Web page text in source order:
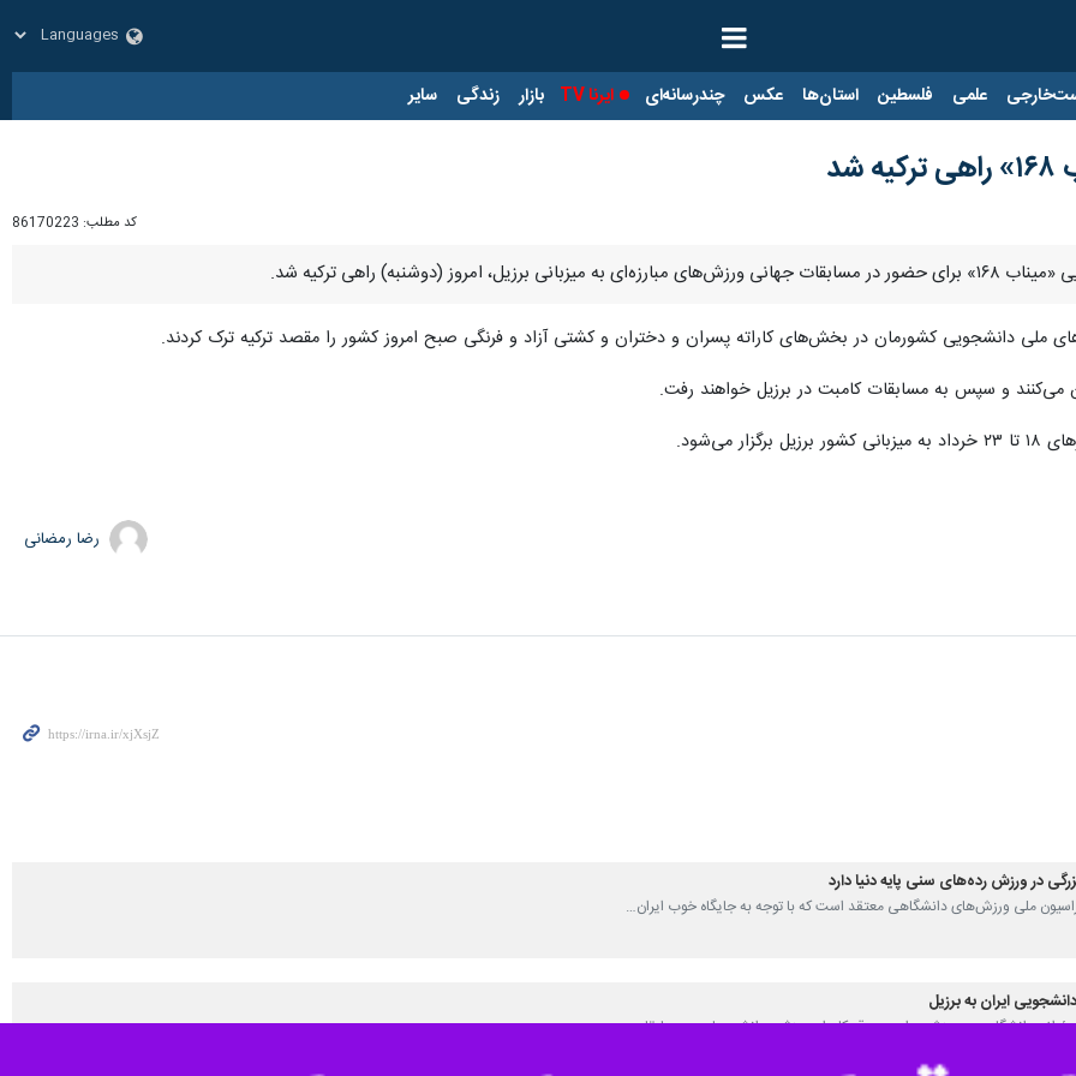
علمی فلسطین استان‌ها عکس چندرسانه‌ای ایرنا TV بازار زندگی سایر
کد مطلب: 86170223